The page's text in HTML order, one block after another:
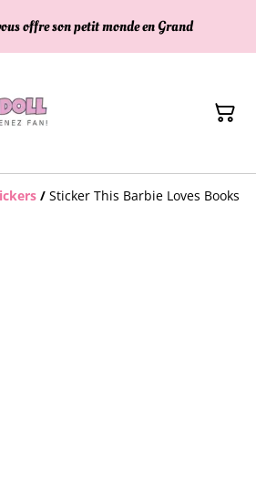
offre son petit monde en Grand
/ Sticker This Barbie Loves Books